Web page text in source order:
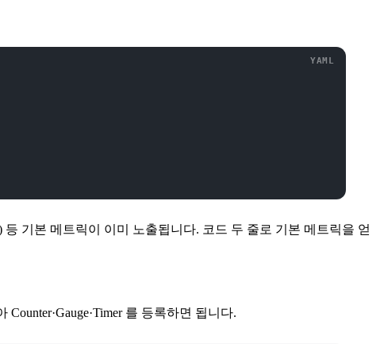
등 기본 메트릭이 이미 노출됩니다. 코드 두 줄로 기본 메트릭을 얻
Counter·Gauge·Timer 를 등록하면 됩니다.